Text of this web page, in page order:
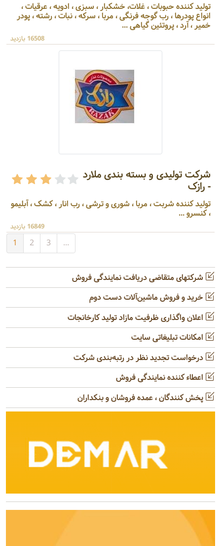
تولید کننده حبوبات ، غلات، خشکبار ، سبزی ، ادویه ، عرقیات ،
انواع پودرها ، رب گوجه فرنگی ، مربا ، سرکه ، نبات ، رشته ، پودر
خمیر ، آرد ، پروتئین گیاهی ...
16508 بازدید
شرکت تولیدی و بسته بندی ملارد
- رازک
تولید کننده شربت ، مربا ، شوری و ترشی ، رب انار ، کشک ، آبلیمو
، کنسرو ...
16849 بازدید
1 2 3 ...
شرکتهای متقاضی دریافت نمایندگی فروش
خرید و فروش ماشین‌آلات دست دوم
اعلان واگذاری ظرفیت مازاد تولید کارخانجات
امکانات تبلیغاتی سایت
درخواست تجدید نظر در رتبه‌بندی شرکت
اعطاء کننده نمایندگی فروش
پخش کنندگان ، عمده فروشان و بنکداران